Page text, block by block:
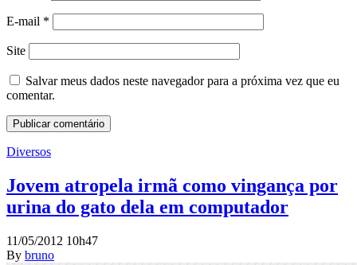
E-mail *
Site
Salvar meus dados neste navegador para a próxima vez que eu
comentar.
Diversos
Jovem atropela irmã como vingança por
urina do gato dela em computador
11/05/2012 10h47
By bruno